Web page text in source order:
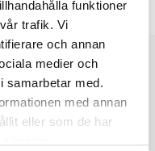
funktioner
trafik. Vi
och annan
medier och
samarbetar med.
med annan
eller som de har